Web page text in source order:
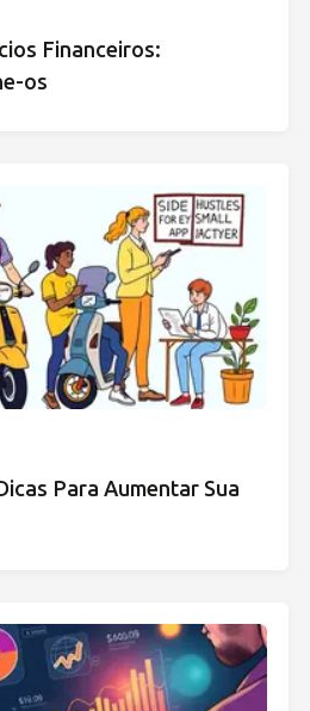
Financeiros:
os
Para Aumentar Sua